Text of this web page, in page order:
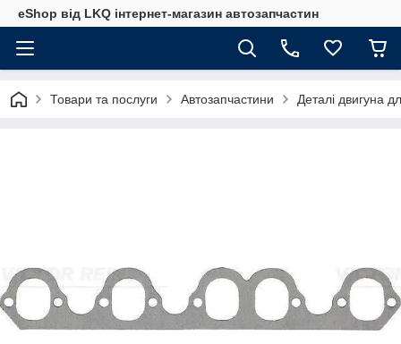
eShop від LKQ інтернет-магазин автозапчастин
Товари та послуги Автозапчастини Деталі двигуна